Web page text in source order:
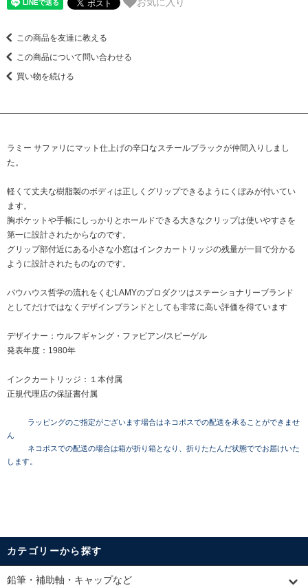
この商品を友達に教える
この商品について問い合わせる
買い物を続ける
ラミー サファリにマット仕上げの辛口なスチールブラックが仲間入りしまし
た。
軽くて丈夫な樹脂製のボディは正しくグリップできるようにくぼみが付いてい
ます。
胸ポケットや手帳にしっかりとホールドできる大きなクリップは使いやすさを
第一に設計されたからなのです。
グリップ部付近にある小さな小窓はインクカートリッジの残量が一目で分かる
ように設計されたものなのです。
バウハウス哲学の流れをくむLAMYのプロダクツはステーショナリーブランド
としてだけではなくデザインブランドとしても非常に高い評価を得ています
デザイナー：ウルフギャング・ファビアン/スピーゲル
発表年度：1980年
インクカートリッジ：１本付属
正規代理店の保証書付属
ラッピングのご指定がございます場合はネコポスでの配送を承ることができませ
ん
ネコポスでの配送の場合は箱が折り箱となり、折りたたんだ状態ででお届けいた
します。
カテゴリーから探す
鉛筆・補助軸・キャップなど